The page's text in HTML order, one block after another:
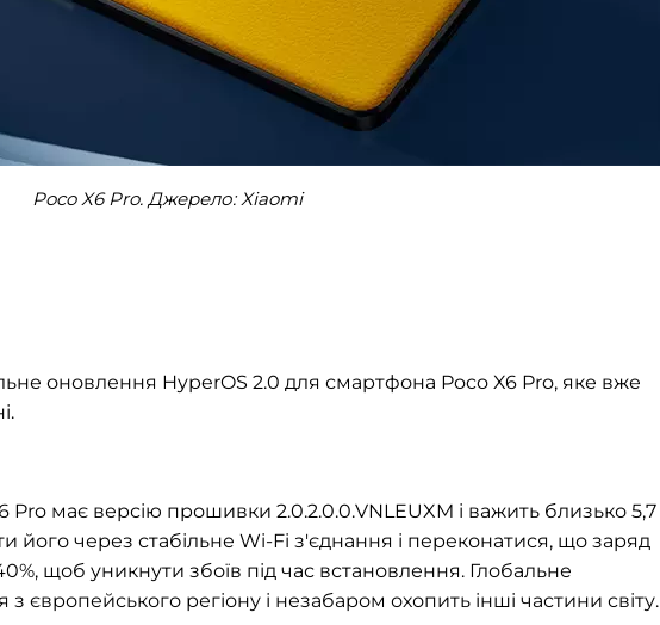
Poco X6 Pro. Джерело: Xiaomi
оновлення HyperOS 2.0 для смартфона Poco X6 Pro, яке вже
має версію прошивки 2.0.2.0.0.VNLEUXM і важить близько 5,7
його через стабільне Wi-Fi з'єднання і переконатися, що заряд
щоб уникнути збоїв під час встановлення. Глобальне
європейського регіону і незабаром охопить інші частини світу.